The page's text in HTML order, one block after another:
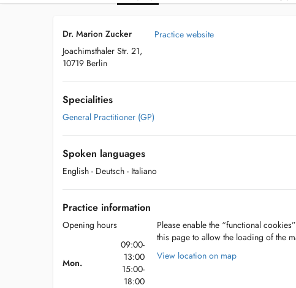
Dr. Marion Zucker
Joachimsthaler Str. 21,
10719 Berlin
Practice website
Specialities
General Practitioner (GP)
Spoken languages
English - Deutsch - Italiano
Practice information
Opening hours
Mon.
09:00-
13:00
15:00-
18:00
Please enable the “functional
this page to allow the loading of the
View location on map